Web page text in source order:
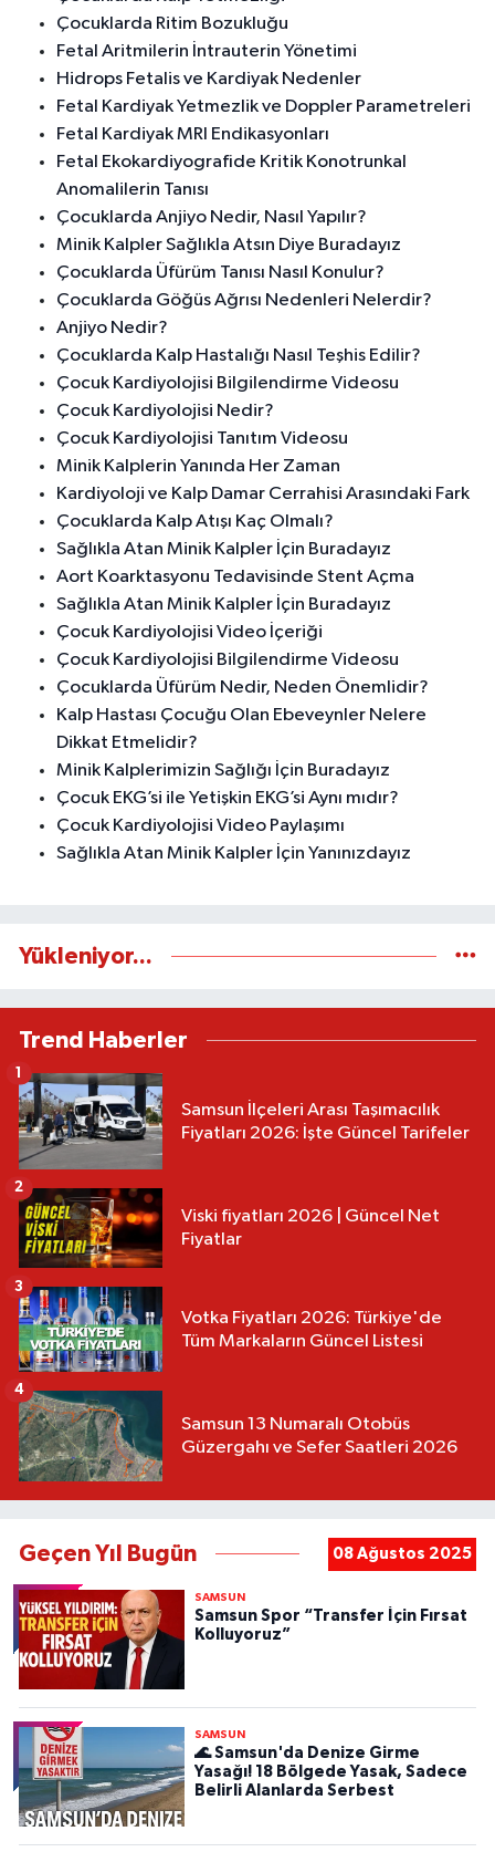
Çocuklarda Ritim Bozukluğu
Fetal Aritmilerin İntrauterin Yönetimi
Hidrops Fetalis ve Kardiyak Nedenler
Fetal Kardiyak Yetmezlik ve Doppler Parametreleri
Fetal Kardiyak MRI Endikasyonları
Fetal Ekokardiyografide Kritik Konotrunkal
Anomalilerin Tanısı
Çocuklarda Anjiyo Nedir, Nasıl Yapılır?
Minik Kalpler Sağlıkla Atsın Diye Buradayız
Çocuklarda Üfürüm Tanısı Nasıl Konulur?
Çocuklarda Göğüs Ağrısı Nedenleri Nelerdir?
Anjiyo Nedir?
Çocuklarda Kalp Hastalığı Nasıl Teşhis Edilir?
Çocuk Kardiyolojisi Bilgilendirme Videosu
Çocuk Kardiyolojisi Nedir?
Çocuk Kardiyolojisi Tanıtım Videosu
Minik Kalplerin Yanında Her Zaman
Kardiyoloji ve Kalp Damar Cerrahisi Arasındaki Fark
Çocuklarda Kalp Atışı Kaç Olmalı?
Sağlıkla Atan Minik Kalpler İçin Buradayız
Aort Koarktasyonu Tedavisinde Stent Açma
Sağlıkla Atan Minik Kalpler İçin Buradayız
Çocuk Kardiyolojisi Video İçeriği
Çocuk Kardiyolojisi Bilgilendirme Videosu
Çocuklarda Üfürüm Nedir, Neden Önemlidir?
Kalp Hastası Çocuğu Olan Ebeveynler Nelere
Dikkat Etmelidir?
Minik Kalplerimizin Sağlığı İçin Buradayız
Çocuk EKG’si ile Yetişkin EKG’si Aynı mıdır?
Çocuk Kardiyolojisi Video Paylaşımı
Sağlıkla Atan Minik Kalpler İçin Yanınızdayız
Yükleniyor...
Trend Haberler
Samsun İlçeleri Arası Taşımacılık
Fiyatları 2026: İşte Güncel Tarifeler
1
Viski fiyatları 2026 | Güncel Net
Fiyatlar
2
Votka Fiyatları 2026: Türkiye'de
Tüm Markaların Güncel Listesi
3
Samsun 13 Numaralı Otobüs
Güzergahı ve Sefer Saatleri 2026
4
Geçen Yıl Bugün 08 Ağustos 2025
SAMSUN
Samsun Spor “Transfer İçin Fırsat
Kolluyoruz”
SAMSUN
🌊 Samsun'da Denize Girme
Yasağı! 18 Bölgede Yasak, Sadece
Belirli Alanlarda Serbest